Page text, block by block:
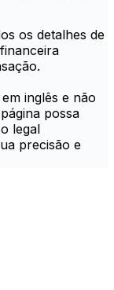
os detalhes de
inglês e não
possa
legal
precisão e